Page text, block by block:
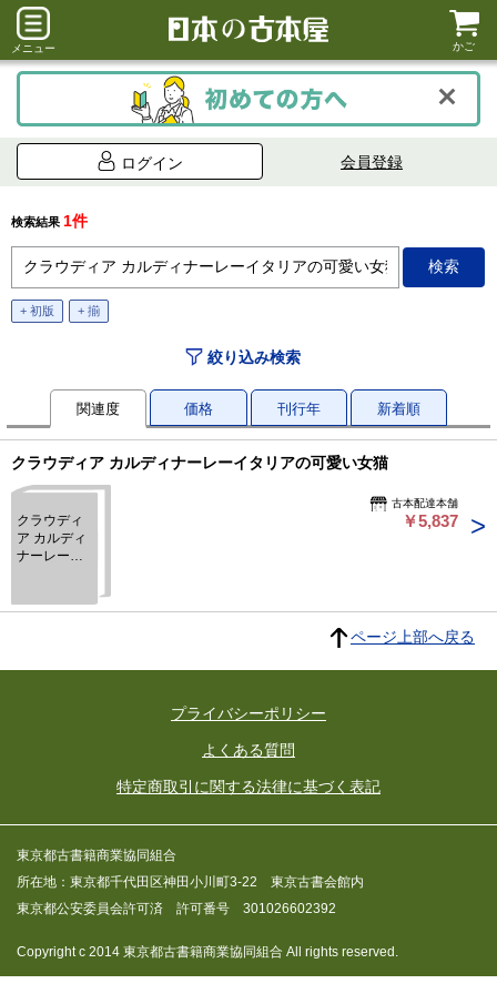
メニュー かご
ログイン 会員登録
検索結果 1件
+ 初版 + 揃
絞り込み検索
関連度 価格 刊行年 新着順
クラウディア カルディナーレーイタリアの可愛い女猫
クラウディ
ア カルディ
ナーレーイ
古本配達本舗
￥5,837
ページ上部へ戻る
プライバシーポリシー
よくある質問
特定商取引に関する法律に基づく表記
東京都古書籍商業協同組合
所在地：東京都千代田区神田小川町3-22 東京古書会館内
東京都公安委員会許可済 許可番号 301026602392
Copyright c 2014 東京都古書籍商業協同組合 All rights reserved.